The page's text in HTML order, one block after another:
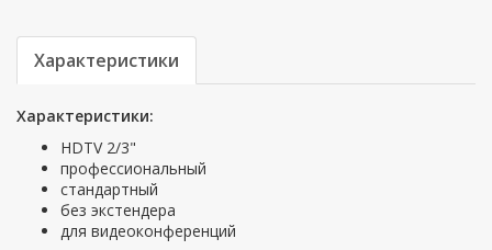
Характеристики
Характеристики:
HDTV 2/3"
профессиональный
стандартный
без экстендера
для видеоконференций